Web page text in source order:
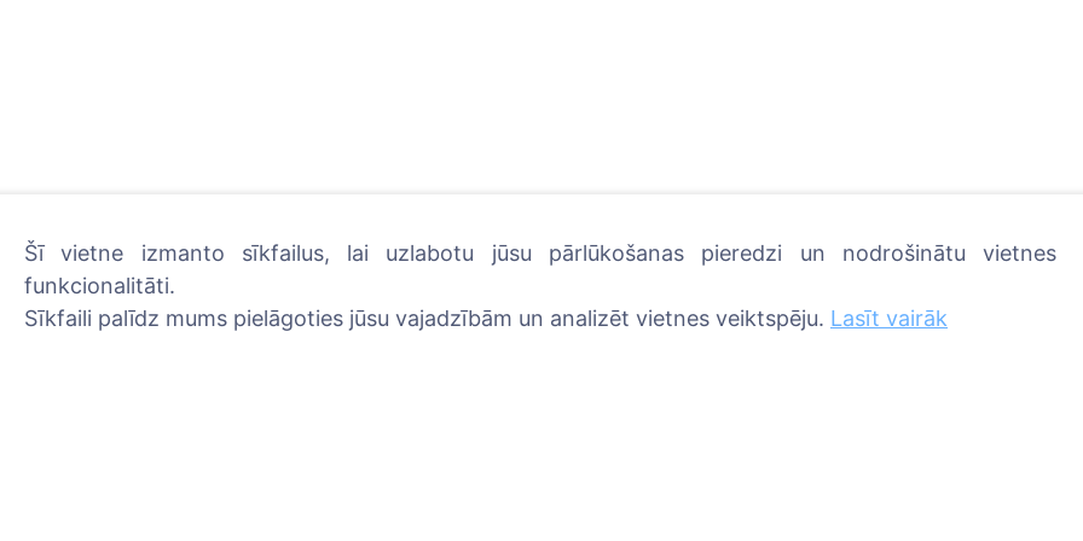
Uzzināt vairāk
Šī vietne izmanto sīkfailus, lai uzlabotu jūsu pārlūkošanas pieredzi un nodrošinātu vietnes
funkcionalitāti.
Sīkfaili palīdz mums pielāgoties jūsu vajadzībām un analizēt vietnes veiktspēju. Lasīt vairāk